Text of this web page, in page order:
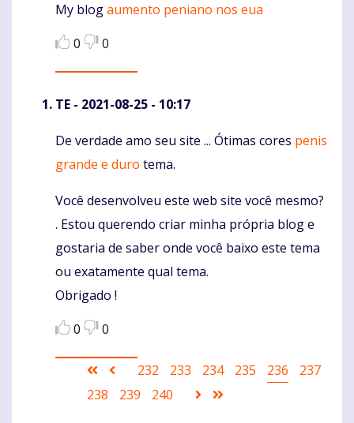
My blogaumento peniano nos eua
0
0
TE - 2021-08-25 - 10:17
Komentaras
De verdade amo seu site ... Ótimas cores penis
grande e duro tema.
Você desenvolveu este web site você mesmo?
. Estou querendo criar minha própria blog e
gostaria de saber onde você baixo este tema
ou exatamente qual tema.
Obrigado !
0
0
Pagination
First
page
Ankstesnis
puslapis
Puslapis
232 Puslapis
233 Puslapis
234 Puslapis
235
Current
236 Puslapis
237
Puslapis
238 Puslapis
239 Puslapis
240
Sekantis